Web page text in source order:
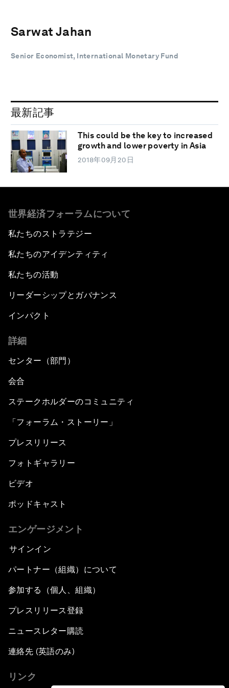
Sarwat Jahan
Senior Economist, International Monetary Fund
最新記事
This could be the key to increased
growth and lower poverty in Asia
2018年09月20日
世界経済フォーラムについて
私たちのストラテジー
私たちのアイデンティティ
私たちの活動
リーダーシップとガバナンス
インパクト
詳細
センター（部門）
会合
ステークホルダーのコミュニティ
「フォーラム・ストーリー」
プレスリリース
フォトギャラリー
ビデオ
ポッドキャスト
エンゲージメント
サインイン
パートナー（組織）について
参加する（個人、組織）
プレスリリース登録
ニュースレター購読
連絡先 (英語のみ)
リンク